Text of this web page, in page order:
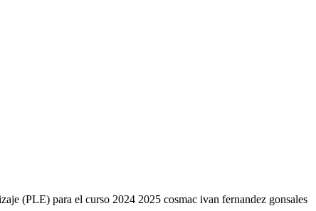
(PLE) para el curso 2024 2025 cosmac ivan fernandez gonsales